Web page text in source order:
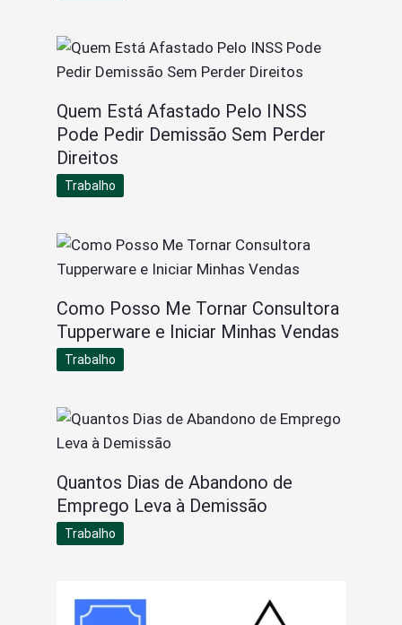
Quem Está Afastado Pelo INSS
Pode Pedir Demissão Sem Perder
Direitos
Trabalho
Como Posso Me Tornar Consultora
Tupperware e Iniciar Minhas Vendas
Trabalho
Quantos Dias de Abandono de
Emprego Leva à Demissão
Trabalho